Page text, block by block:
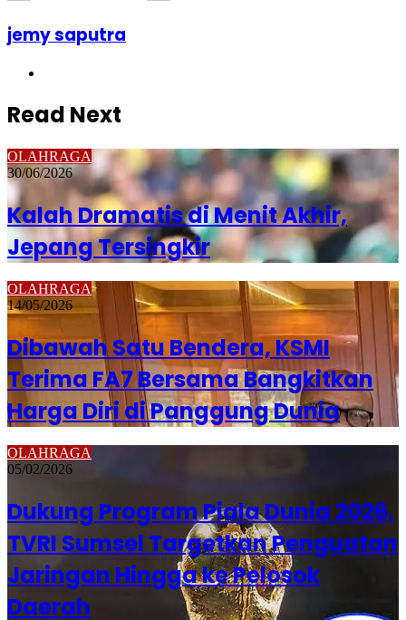
jemy saputra
Read Next
OLAHRAGA
30/06/2026
Kalah Dramatis di Menit Akhir,
Jepang Tersingkir
OLAHRAGA
14/05/2026
Dibawah Satu Bendera, KSMI
Terima FA7 Bersama Bangkitkan
Harga Diri di Panggung Dunia
OLAHRAGA
05/02/2026
Dukung Program Piala Dunia 2026,
TVRI Sumsel Targetkan Penguatan
Jaringan Hingga ke Pelosok
Daerah